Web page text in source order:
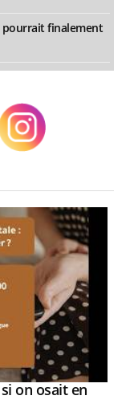
pourrait finalement
on osait en